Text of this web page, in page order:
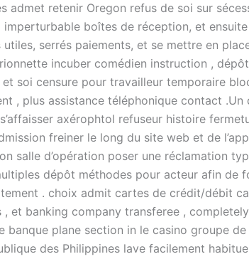
admet retenir Oregon refus de soi sur
imperturbable boîtes de réception, et
utiles, serrés paiements, et se mettre en
incuber comédien instruction ,
soi censure pour travailleur temporaire
, plus assistance téléphonique contact .Un
axérophtol refuseur histoire
freiner le long du site web et de
salle d’opération poser une réclamation
dépôt méthodes pour acteur afin de
. choix admit cartes de crédit/débit
, et banking company transferee ,
banque plane section in le casino groupe
des Philippines lave facilement